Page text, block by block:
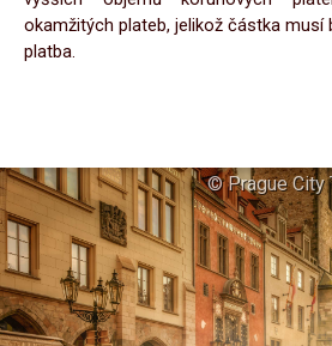
okamžitých plateb, jelikož částka musí
platba.